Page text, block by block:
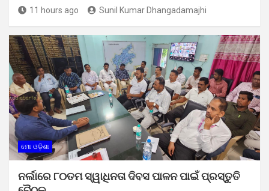
11 hours ago Sunil Kumar Dhangadamajhi
ମୋ ଓଡ଼ିଶା
ନର୍ଲାରେ ୮୦ତମ ସ୍ୱାଧିନତା ଦିବସ ପାଳନ ପାଇଁ ପ୍ରସ୍ତୁତି